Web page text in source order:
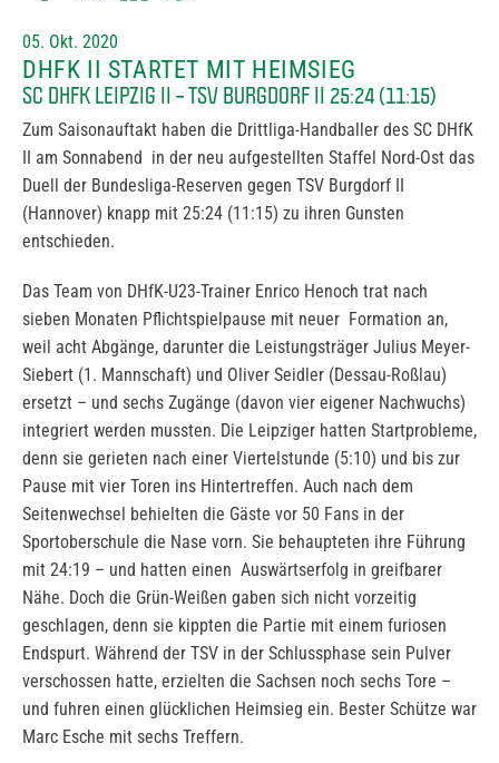
05. Okt. 2020
DHFK II STARTET MIT HEIMSIEG
SC DHFK LEIPZIG II – TSV BURGDORF II 25:24 (11:15)
Zum Saisonauftakt haben die Drittliga-Handballer des SC DHfK
II am Sonnabend in der neu aufgestellten Staffel Nord-Ost das
Duell der Bundesliga-Reserven gegen TSV Burgdorf II
(Hannover) knapp mit 25:24 (11:15) zu ihren Gunsten
entschieden.
Das Team von DHfK-U23-Trainer Enrico Henoch trat nach
sieben Monaten Pflichtspielpause mit neuer Formation an,
weil acht Abgänge, darunter die Leistungsträger Julius Meyer-
Siebert (1. Mannschaft) und Oliver Seidler (Dessau-Roßlau)
ersetzt – und sechs Zugänge (davon vier eigener Nachwuchs)
integriert werden mussten. Die Leipziger hatten Startprobleme,
denn sie gerieten nach einer Viertelstunde (5:10) und bis zur
Pause mit vier Toren ins Hintertreffen. Auch nach dem
Seitenwechsel behielten die Gäste vor 50 Fans in der
Sportoberschule die Nase vorn. Sie behaupteten ihre Führung
mit 24:19 – und hatten einen Auswärtserfolg in greifbarer
Nähe. Doch die Grün-Weißen gaben sich nicht vorzeitig
geschlagen, denn sie kippten die Partie mit einem furiosen
Endspurt. Während der TSV in der Schlussphase sein Pulver
verschossen hatte, erzielten die Sachsen noch sechs Tore –
und fuhren einen glücklichen Heimsieg ein. Bester Schütze war
Marc Esche mit sechs Treffern.